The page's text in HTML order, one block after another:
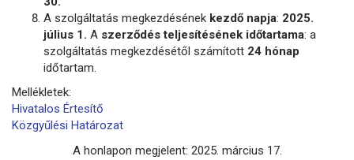
A szolgáltatás megkezdésének kezdő napja: 2025.
július 1. A szerződés teljesítésének időtartama: a
szolgáltatás megkezdésétől számított 24 hónap
időtartam.
Mellékletek:
Hivatalos Értesítő
Közgyűlési Határozat
A honlapon megjelent: 2025. március 17.